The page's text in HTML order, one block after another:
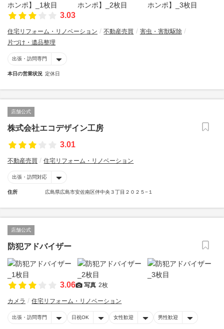
3.03
住宅リフォーム・リノベーション 不動産売買
害虫・害獣駆除
片づけ・遺品整理
出張・訪問専門
本日の営業状況 定休日
店舗公式
株式会社エコデザイン工房
3.01
不動産売買 住宅リフォーム・リノベーション
出張・訪問対応
住所 広島県広島市安佐南区伴中央３丁目２０２５−１
店舗公式
防犯アドバイザー
3.06 写真 2枚
カメラ 住宅リフォーム・リノベーション
出張・訪問専門 日祝OK 女性歓迎 男性歓迎